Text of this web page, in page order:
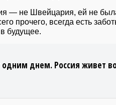
— не Швейцария, ей не
прочего, всегда есть
будущее.
одним днем. Россия живет